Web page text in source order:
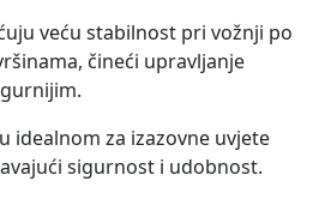
veću stabilnost pri vožnji po
čineći upravljanje
idealnom za izazovne uvjete
sigurnost i udobnost.